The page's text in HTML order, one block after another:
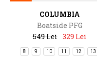
COLUMBIA
Boatside PFG
549 Lei 329 Lei
8 9 10 11 12 13